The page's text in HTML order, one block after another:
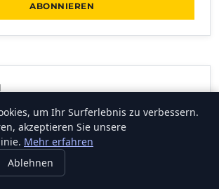
ABONNIEREN
FINANZEN & IMMOBILIEN
um Ihr Surferlebnis zu verbessern.
akzeptieren Sie unsere
Mehr erfahren
Ablehnen